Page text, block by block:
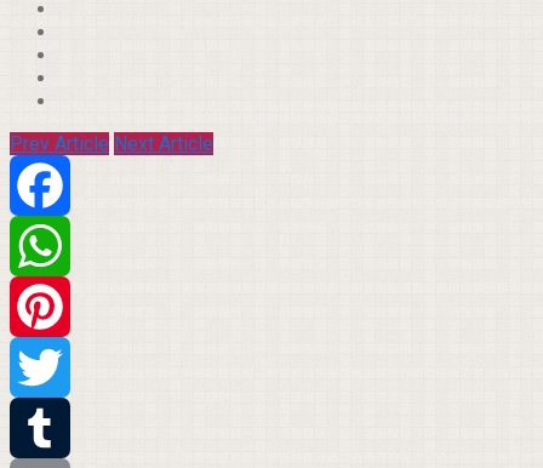
Prev Article Next Article
Facebook
WhatsApp
Pinterest
Twitter